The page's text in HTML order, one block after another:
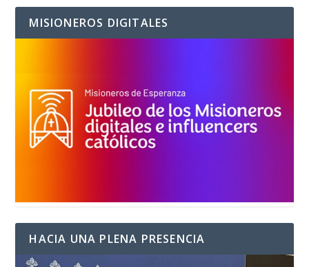
MISIONEROS DIGITALES
HACIA UNA PLENA PRESENCIA